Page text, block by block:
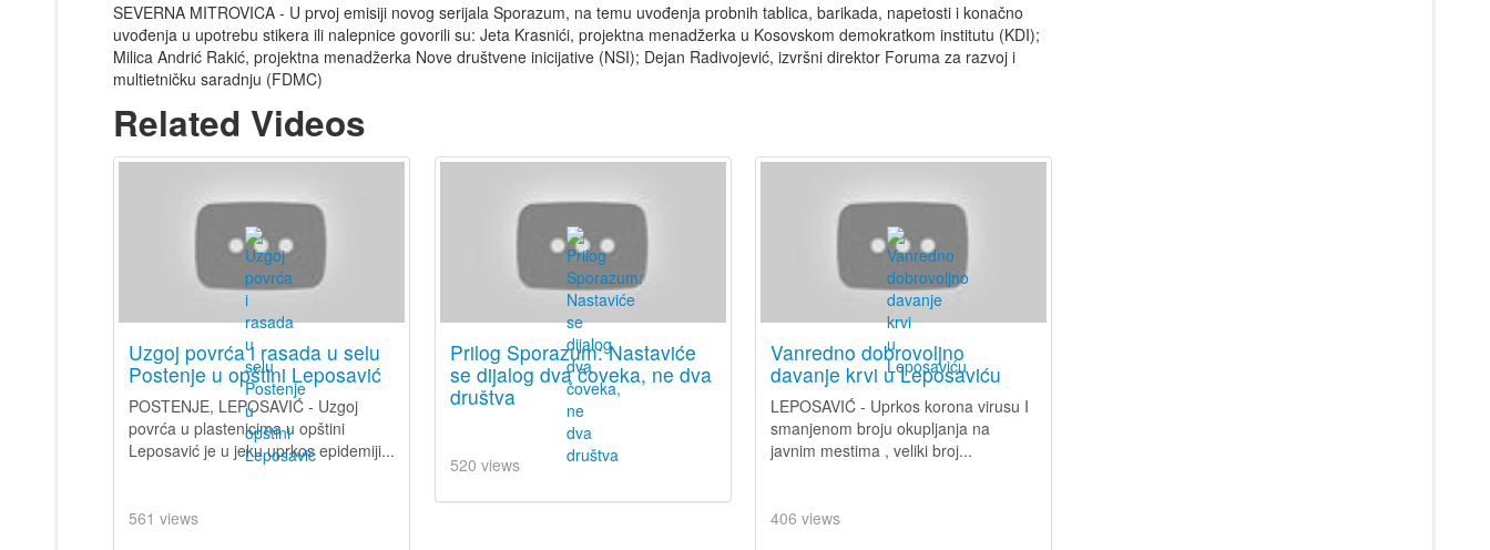
SEVERNA MITROVICA - U prvoj emisiji novog serijala Sporazum, na temu uvođenja probnih tablica, barikada, napetosti i konačno
uvođenja u upotrebu stikera ili nalepnice govorili su: Jeta Krasnići, projektna menadžerka u Kosovskom demokratkom institutu (KDI);
Milica Andrić Rakić, projektna menadžerka Nove društvene inicijative (NSI); Dejan Radivojević, izvršni direktor Foruma za razvoj i
multietničku saradnju (FDMC)
Related Videos
Uzgoj povrća i rasada u selu
Postenje u opštini Leposavić
POSTENJE, LEPOSAVIĆ - Uzgoj
povrća u plastenicima u opštini
Leposavić je u jeku uprkos epidemiji...
561 views
Prilog Sporazum: Nastaviće
se dijalog dva čoveka, ne dva
društva
520 views
Vanredno dobrovoljno
davanje krvi u Leposaviću
LEPOSAVIĆ - Uprkos korona virusu I
smanjenom broju okupljanja na
javnim mestima , veliki broj...
406 views